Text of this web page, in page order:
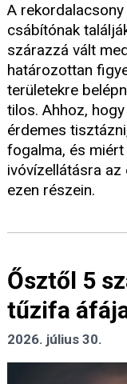
A
csábítónak
szárazzá vált
határozottan
területekre
tilos. Ahhoz,
érdemes
fogalma, és
ivóvízellátásra az
ezen részein.
Ősztől 5
tűzifa
2026. július 30.